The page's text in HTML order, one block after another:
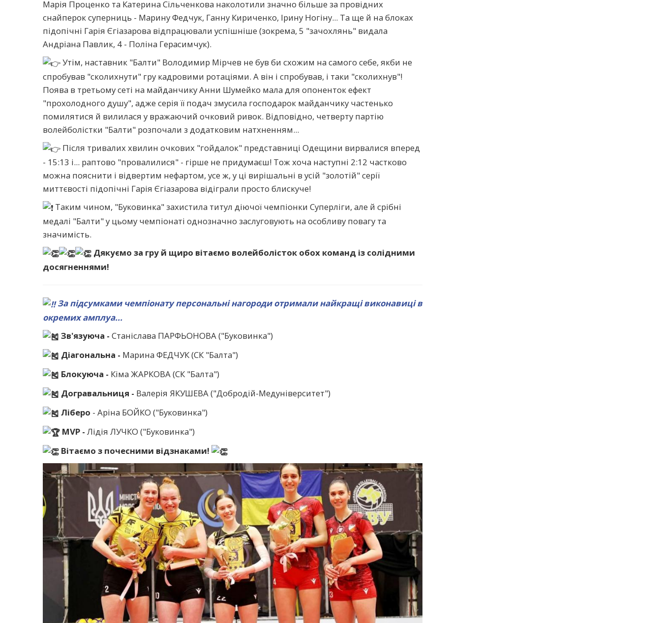
Марія Проценко та Катерина Сільченкова наколотили значно більше за провідних
снайперок суперниць - Марину Федчук, Ганну Кириченко, Ірину Ногіну... Та ще й на блоках
підопічні Гарія Єгіазарова відпрацювали успішніше (зокрема, 5 "зачохлянь" видала
Андріана Павлик, 4 - Поліна Герасимчук).
Утім, наставник "Балти" Володимир Мірчев не був би схожим на самого себе, якби не
спробував "сколихнути" гру кадровими ротаціями. А він і спробував, і таки "сколихнув"!
Поява в третьому сеті на майданчику Анни Шумейко мала для опоненток ефект
"прохолодного душу", адже серія її подач змусила господарок майданчику частенько
помилятися й вилилася у вражаючий очковий ривок. Відповідно, четверту партію
волейболістки "Балти" розпочали з додатковим натхненням...
Після тривалих хвилин очкових "гойдалок" представниці Одещини вирвалися вперед
- 15:13 і... раптово "провалилися" - гірше не придумаєш! Тож хоча наступні 2:12 частково
можна пояснити і відвертим нефартом, усе ж, у ці вирішальні в усій "золотій" серії
миттєвості підопічні Гарія Єгіазарова відіграли просто блискуче!
Таким чином, "Буковинка" захистила титул діючої чемпіонки Суперліги, але й срібні
медалі "Балти" у цьому чемпіонаті однозначно заслуговують на особливу повагу та
значимість.
Дякуємо за гру й щиро вітаємо волейболісток обох команд із солідними
досягненнями!
За підсумками чемпіонату персональні нагороди отримали найкращі виконавиці в
окремих амплуа...
Зв'язуюча - Станіслава ПАРФЬОНОВА ("Буковинка")
Діагональна - Марина ФЕДЧУК (СК "Балта")
Блокуюча - Кіма ЖАРКОВА (СК "Балта")
Догравальниця - Валерія ЯКУШЕВА ("Добродій-Медуніверситет")
Ліберо - Аріна БОЙКО ("Буковинка")
MVP - Лідія ЛУЧКО ("Буковинка")
Вітаємо з почесними відзнаками!